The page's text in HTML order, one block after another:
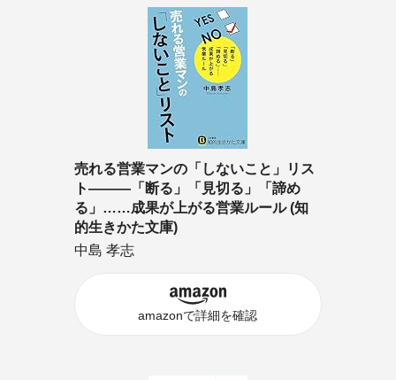
売れる営業マンの「しないこと」リス
ト―――「断る」「見切る」「諦め
る」……成果が上がる営業ルール (知
的生きかた文庫)
中島 孝志
amazonで詳細を確認